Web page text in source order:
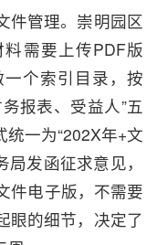
件管理。崇明园区
需要上传PDF版
个索引目录，按
报表、受益人”五
一为“202X年+文
发函征求意见，
件电子版，不需要
眼的细节，决定了